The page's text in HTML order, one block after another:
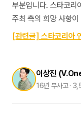
부분입니다. 스타코리
주최 측의 희망 사항
[관련글] 스타코리아
이상진
16년 무사고 ·